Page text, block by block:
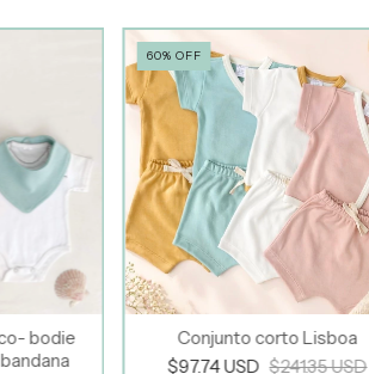
bodie
60% OFF
Conjunto corto Lisboa
$97.74 USD $241.35 USD